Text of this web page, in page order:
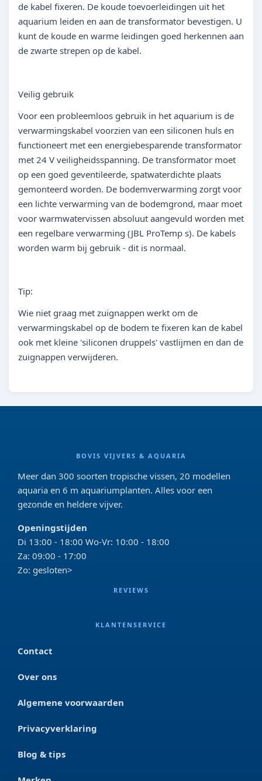
de kabel fixeren. De koude toevoerleidingen uit het
aquarium leiden en aan de transformator bevestigen. U
kunt de koude en warme leidingen goed herkennen aan
de zwarte strepen op de kabel.
Veilig gebruik
Voor een probleemloos gebruik in het aquarium is de
verwarmingskabel voorzien van een siliconen huls en
functioneert met een energiebesparende transformator
met 24 V veiligheidsspanning. De transformator moet
op een goed geventileerde, spatwaterdichte plaats
gemonteerd worden. De bodemverwarming zorgt voor
een lichte verwarming van de bodemgrond, maar moet
voor warmwatervissen absoluut aangevuld worden met
een regelbare verwarming (JBL ProTemp s). De kabels
worden warm bij gebruik - dit is normaal.
Tip:
Wie niet graag met zuignappen werkt om de
verwarmingskabel op de bodem te fixeren kan de kabel
ook met kleine 'siliconen druppels' vastlijmen en dan de
zuignappen verwijderen.
BOVIS VIJVERS & AQUARIA
Meer dan 300 soorten tropische vissen, 20 modellen
aquaria en 6 m aquariumplanten. Alles voor een
gezonde en heldere vijver.
Openingstijden
Di 13:00 - 18:00 Wo-Vr: 10:00 - 18:00
Za: 09:00 - 17:00
Zo: gesloten>
REVIEWS
KLANTENSERVICE
Contact
Over ons
Algemene voorwaarden
Privacyverklaring
Blog & tips